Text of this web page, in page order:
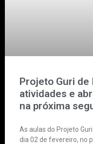
Projeto Guri de
atividades e
na próxima
As aulas do Projeto
dia 02 de fevereiro, no